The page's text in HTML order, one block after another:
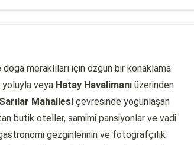
meraklıları için özgün bir konaklama
yoluyla veya Hatay Havalimanı üzerinden
Sarılar Mahallesi çevresinde yoğunlaşan
butik oteller, samimi pansiyonlar ve vadi
gezginlerinin ve fotoğrafçılık